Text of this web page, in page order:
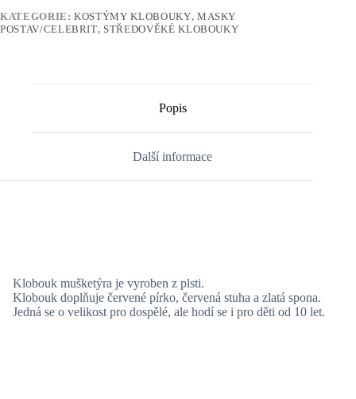
KATEGORIE:KOSTÝMY KLOBOUKY, MASKY
POSTAV/CELEBRIT, STŘEDOVĚKÉ KLOBOUKY
Popis
Další informace
Klobouk mušketýra je vyroben z plsti.
Klobouk doplňuje červené pírko, červená stuha a zlatá spona.
Jedná se o velikost pro dospělé, ale hodí se i pro děti od 10 let.